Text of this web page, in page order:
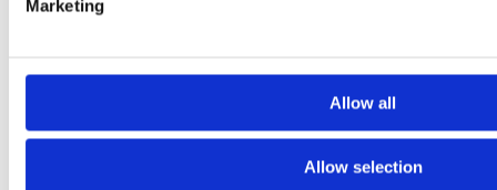
Marketing
Allow all
Allow selection